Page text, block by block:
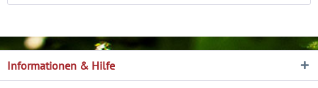
Informationen & Hilfe